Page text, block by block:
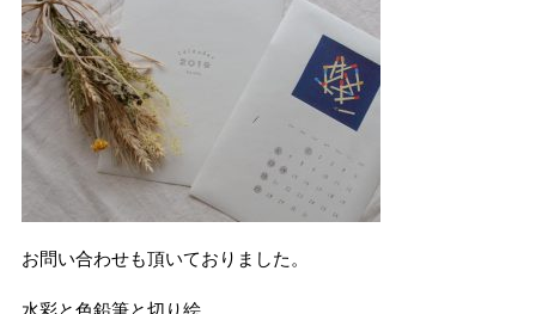
お問い合わせも頂いておりました。
水彩と色鉛筆と切り絵